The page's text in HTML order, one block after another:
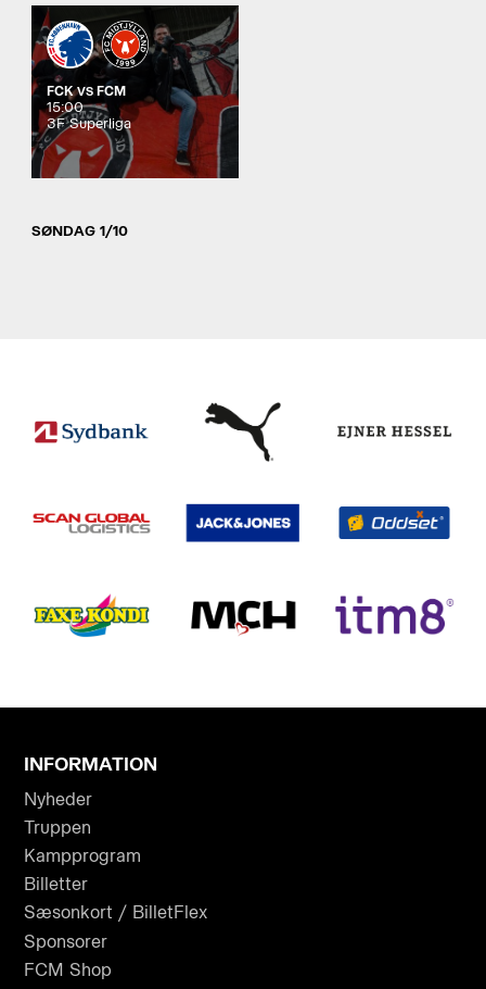
FCKVS FCM
15:00
3F Superliga
SØNDAG 1/10
INFORMATION
Nyheder
Truppen
Kampprogram
Billetter
Sæsonkort / BilletFlex
Sponsorer
FCM Shop